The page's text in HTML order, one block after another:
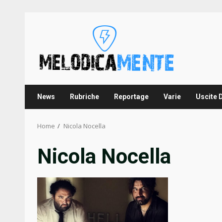
News Rubriche Reportage Varie Uscite
Home Nicola Nocella
Nicola Nocella